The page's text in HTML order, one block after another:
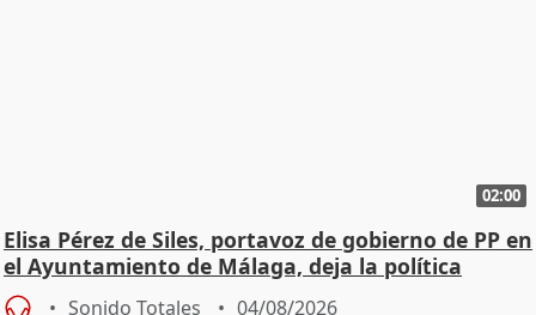
02:00
Elisa Pérez de Siles, portavoz de gobierno de PP en
el Ayuntamiento de Málaga, deja la política
Sonido Totales 04/08/2026